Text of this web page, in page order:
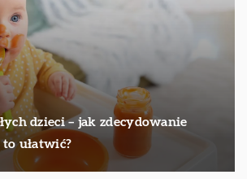
dzieci – jak zdecydowanie
ułatwić?